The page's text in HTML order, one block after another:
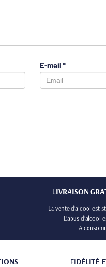
E-mail *
LIVRAISON
La vente d’alcool est
L’abus d’alcool
A
FIDÉLITÉ